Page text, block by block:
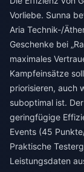
Vorliebe. Sunna
Aria Technik-/
Geschenke bei
maximales
Kampfeinsätze
priorisieren, auch
suboptimal ist.
geringfügige
Events (45
Praktische
Leistungsdaten